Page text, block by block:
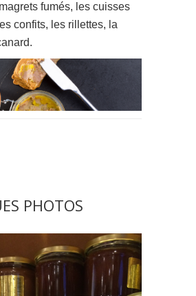
fumés, les cuisses
confits, les rillettes, la
PHOTOS